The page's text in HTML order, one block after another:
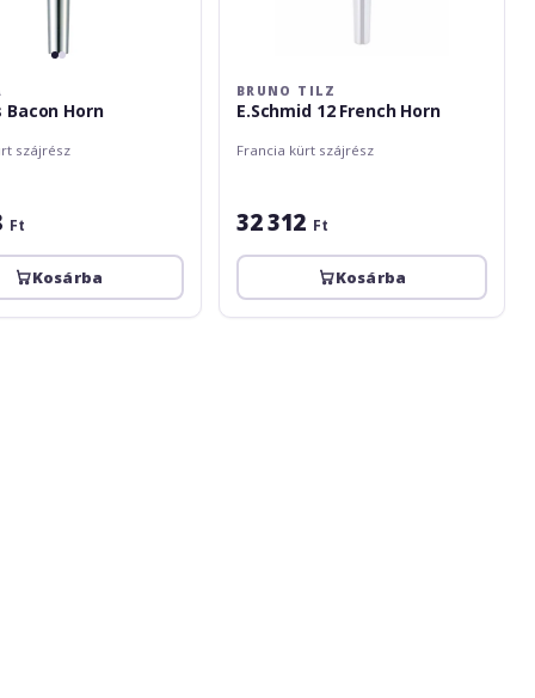
Bacon Horn
szájrész
Ft
Kosárba
BRUNO TILZ
E.Schmid 12 French Horn
Francia kürt szájrész
32 312 Ft
Kosárba